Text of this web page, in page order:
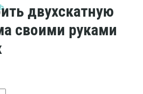
двухскатную
своими руками